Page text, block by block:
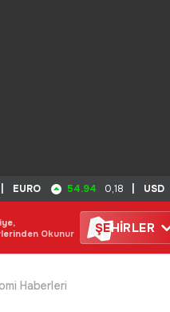
EURO 54.94 0,18 USD
Okunur
ŞEHİRLER
Haberleri